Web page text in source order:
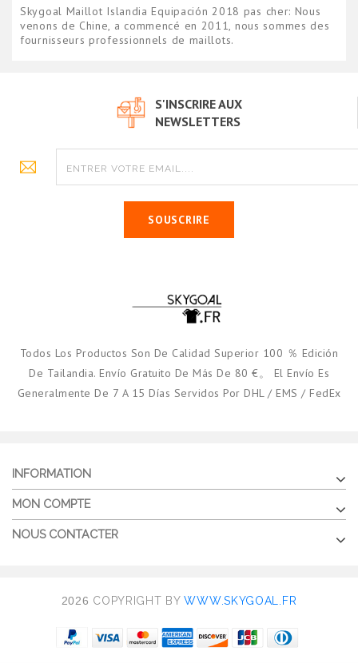
Skygoal Maillot Islandia Equipación 2018 pas cher: Nous
venons de Chine, a commencé en 2011, nous sommes des
fournisseurs professionnels de maillots.
S'INSCRIRE AUX
NEWSLETTERS
SOUSCRIRE
Todos Los Productos Son De Calidad Superior 100 ％ Edición
De Tailandia. Envío Gratuito De Más De 80 €。 El Envío Es
Generalmente De 7 A 15 Días Servidos Por DHL / EMS / FedEx
INFORMATION
MON COMPTE
NOUS CONTACTER
2026 COPYRIGHT BYWWW.SKYGOAL.FR